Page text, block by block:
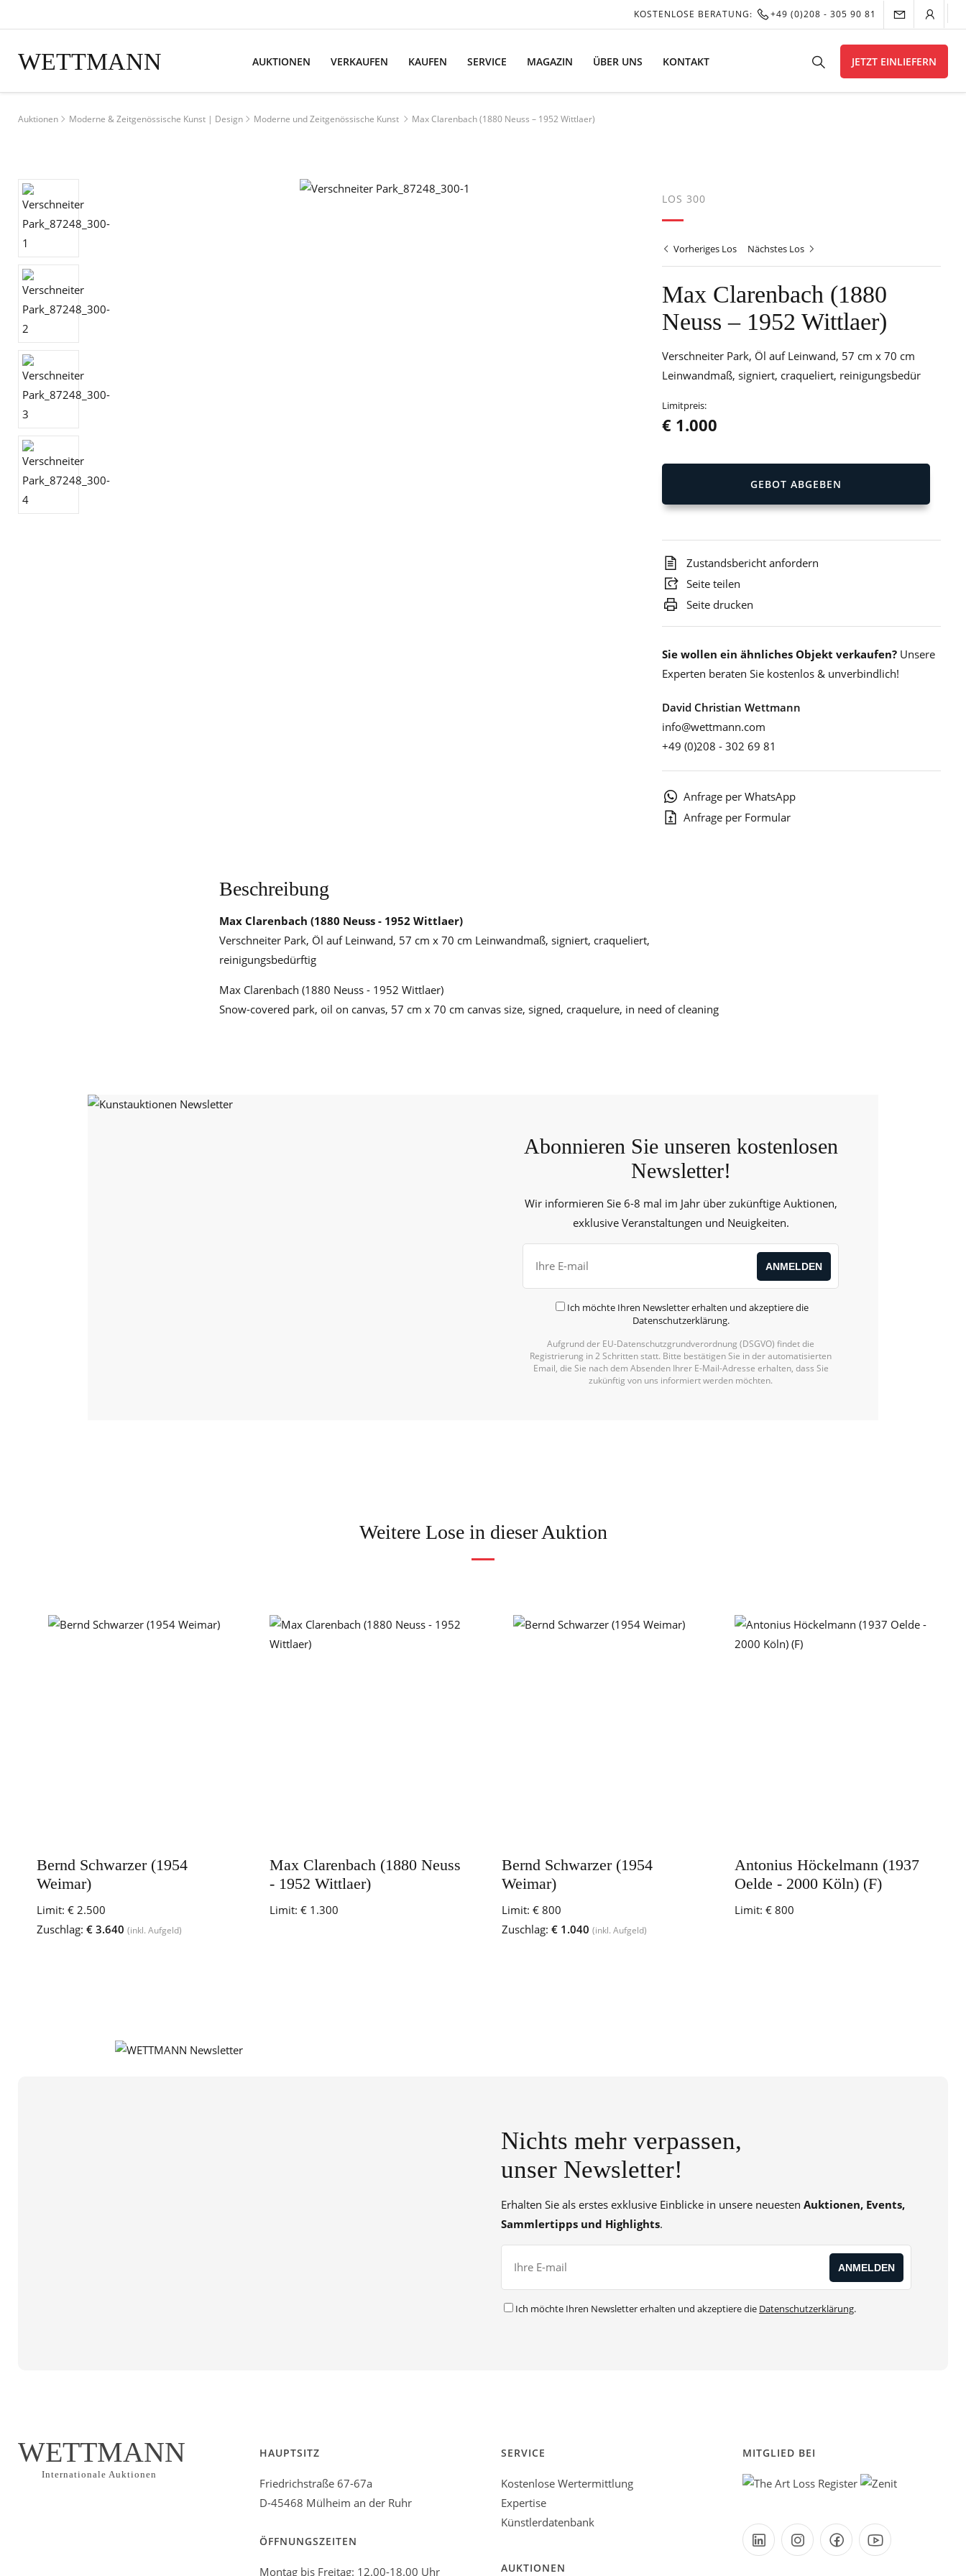
KOSTENLOSE BERATUNG: +49 (0)208 - 305 90 81
WETTMANN AUKTIONEN VERKAUFEN KAUFEN SERVICE MAGAZIN ÜBER UNS KONTAKT JETZT EINLIEFERN
Auktionen Moderne & Zeitgenössische Kunst | Design Moderne und Zeitgenössische Kunst Max Clarenbach (1880 Neuss – 1952 Wittlaer)
LOS 300
Vorheriges Los Nächstes Los
Max Clarenbach (1880
Neuss – 1952 Wittlaer)
Verschneiter Park, Öl auf Leinwand, 57 cm x 70 cm
Leinwandmaß, signiert, craqueliert, reinigungsbedür
Limitpreis:
€ 1.000
GEBOT ABGEBEN
Zustandsbericht anfordern
Seite teilen
Seite drucken
Sie wollen ein ähnliches Objekt verkaufen?Unsere
Experten beraten Sie kostenlos & unverbindlich!
David Christian Wettmann
info@wettmann.com
+49 (0)208 - 302 69 81
Anfrage per WhatsApp
Anfrage per Formular
Beschreibung
Max Clarenbach (1880 Neuss - 1952 Wittlaer)
Verschneiter Park, Öl auf Leinwand, 57 cm x 70 cm Leinwandmaß, signiert, craqueliert,
reinigungsbedürftig
Max Clarenbach (1880 Neuss - 1952 Wittlaer)
Snow-covered park, oil on canvas, 57 cm x 70 cm canvas size, signed, craquelure, in need of cleaning
Abonnieren Sie unseren kostenlosen
Newsletter!
Wir informieren Sie 6-8 mal im Jahr über zukünftige Auktionen,
exklusive Veranstaltungen und Neuigkeiten.
Ich möchte Ihren Newsletter erhalten und akzeptiere die
Datenschutzerklärung.
Aufgrund der EU-Datenschutzgrundverordnung (DSGVO) findet die
Registrierung in 2 Schritten statt. Bitte bestätigen Sie in der automatisierten
Email, die Sie nach dem Absenden Ihrer E-Mail-Adresse erhalten, dass Sie
zukünftig von uns informiert werden möchten.
Weitere Lose in dieser Auktion
Bernd Schwarzer (1954
Weimar)
Limit: € 2.500
Zuschlag: € 3.640 (inkl. Aufgeld)
Max Clarenbach (1880 Neuss
- 1952 Wittlaer)
Limit: € 1.300
Bernd Schwarzer (1954
Weimar)
Limit: € 800
Zuschlag: € 1.040 (inkl. Aufgeld)
Antonius Höckelmann (1937
Oelde - 2000 Köln) (F)
Limit: € 800
Nichts mehr verpassen,
unser Newsletter!
Erhalten Sie als erstes exklusive Einblicke in unsere neuesten Auktionen, Events,
Sammlertipps und Highlights.
Ich möchte Ihren Newsletter erhalten und akzeptiere die Datenschutzerklärung.
WETTMANN
Internationale Auktionen
HAUPTSITZ
Friedrichstraße 67-67a
D-45468 Mülheim an der Ruhr
ÖFFNUNGSZEITEN
Montag bis Freitag: 12.00-18.00 Uhr
SERVICE
Kostenlose Wertermittlung
Expertise
Künstlerdatenbank
AUKTIONEN
MITGLIED BEI